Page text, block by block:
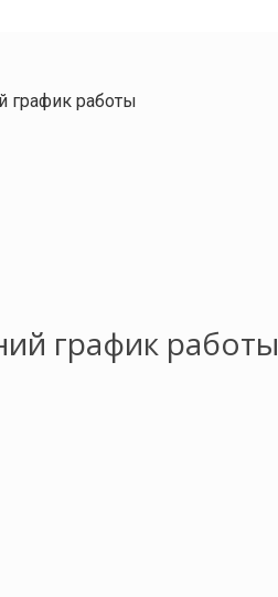
график работы
график работы